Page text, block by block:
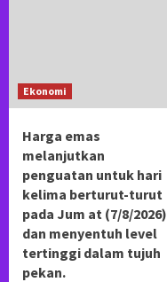
Ekonomi
Harga emas
melanjutkan
penguatan untuk hari
kelima berturut-turut
pada Jum at (7/8/2026)
dan menyentuh level
tertinggi dalam tujuh
pekan.